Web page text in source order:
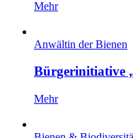
Mehr
Anwältin der Bienen
Bürgerinitiative
Mehr